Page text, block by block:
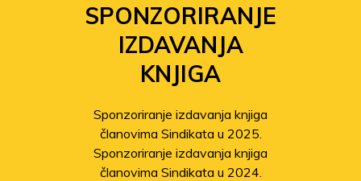
SPONZORIRANJE
IZDAVANJA
KNJIGA
Sponzoriranje izdavanja knjiga
članovima Sindikata u 2025.
Sponzoriranje izdavanja knjiga
članovima Sindikata u 2024.